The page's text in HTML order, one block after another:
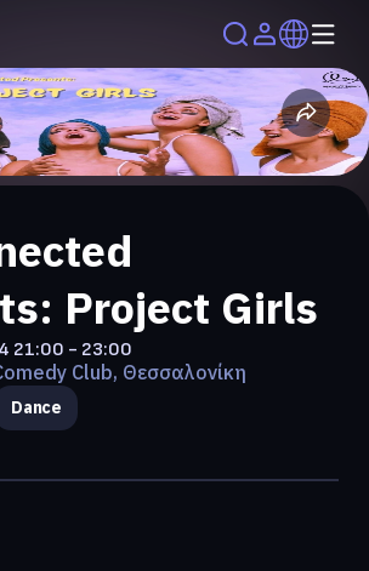
Project Girls
21:00 - 23:00
Club, Θεσσαλονίκη
Dance